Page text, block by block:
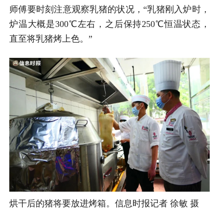
师傅要时刻注意观察乳猪的状况，“乳猪刚入炉时，
炉温大概是300℃左右，之后保持250℃恒温状态，
直至将乳猪烤上色。”
烘干后的猪将要放进烤箱。信息时报记者 徐敏 摄